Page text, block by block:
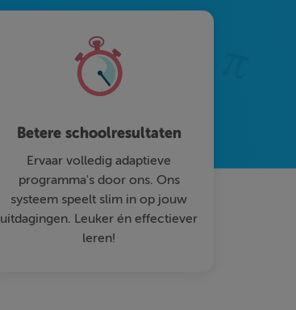
Betere schoolresultaten
Ervaar volledig adaptieve
programma's door ons. Ons
systeem speelt slim in op jouw
uitdagingen. Leuker én effectiever
leren!